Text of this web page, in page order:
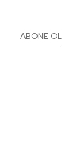
ABONE OL